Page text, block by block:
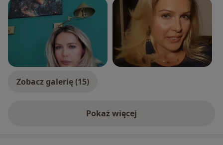
Zobacz galerię (15)
Pokaż więcejo doświadczeniu